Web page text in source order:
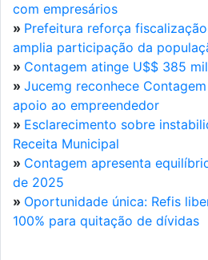
com empresários
» Prefeitura reforça
amplia participação da
» Contagem atinge U$$ 385
» Jucemg reconhece
apoio ao empreendedor
» Esclarecimento sobre
Receita Municipal
» Contagem apresenta
de 2025
» Oportunidade única: Refis
100% para quitação de dívidas